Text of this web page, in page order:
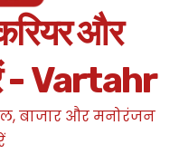
और
- Vartahr
बाजार और मनोरंजन